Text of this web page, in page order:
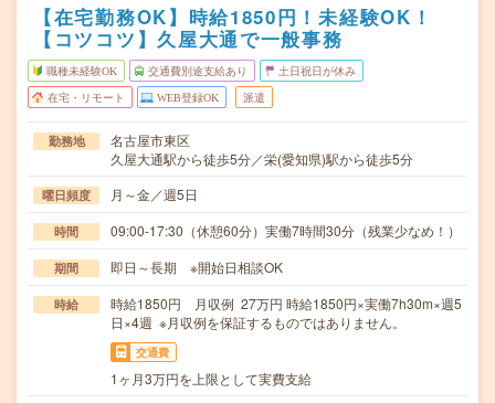
【在宅勤務OK】時給1850円！未経験OK！
【コツコツ】久屋大通で一般事務
職種未経験OK 交通費別途支給あり 土日祝日が休み
在宅・リモート WEB登録OK 派遣
勤務地
名古屋市東区
久屋大通駅から徒歩5分／栄(愛知県)駅から徒歩5分
曜日頻度 月～金／週5日
時間 09:00-17:30（休憩60分）実働7時間30分（残業少なめ！）
期間 即日～長期 ※開始日相談OK
時給
時給1850円 月収例 27万円 時給1850円×実働7h30m×週5
日×4週 ※月収例を保証するものではありません。
交通費
1ヶ月3万円を上限として実費支給